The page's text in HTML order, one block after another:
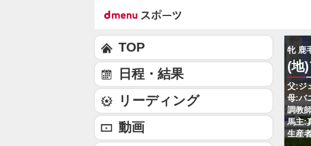
牝 鹿
(地
父:ジ
母:バ
調教
馬主:
生産
TOP
日程・結果
リーディング
動画